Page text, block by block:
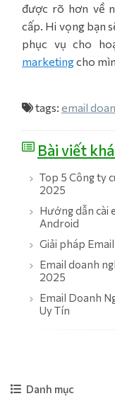
được rõ hơn về
cấp. Hi vọng bạn
phục vụ cho
marketingcho
tags: email
Bài viết
Top 5 Công ty
2025
Hướng dẫn cài
Android
Giải pháp
Email doanh
2025
Email Doanh
Uy Tín
Danh mục